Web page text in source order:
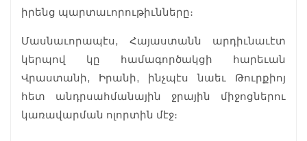
իրենց պարտաւորութիւնները։
Մասնաւորապէս, Հայաստանն արդիւնաւէտ
կերպով կը համագործակցի հարեւան
Վրաստանի, Իրանի, ինչպէս նաեւ Թուրքիոյ
հետ անդրսահմանային ջրային միջոցներու
կառավարման ոլորտին մէջ։